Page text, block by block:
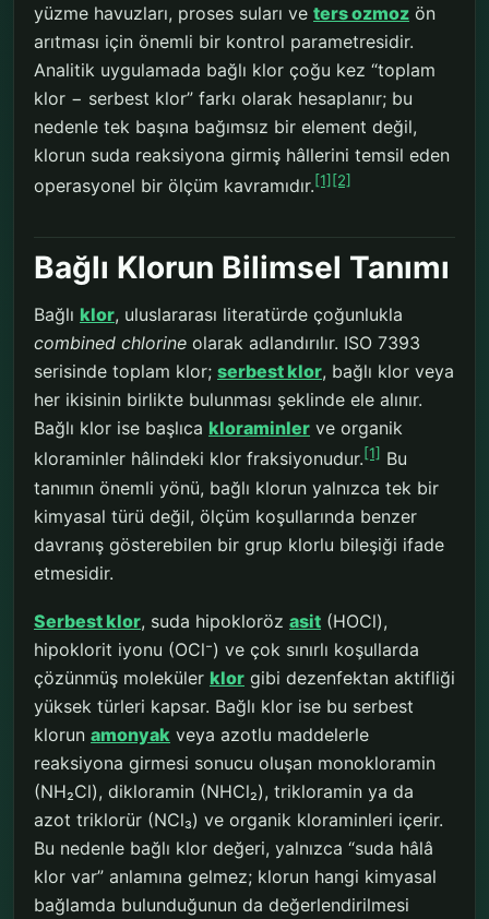
yüzme havuzları, proses suları ve ters ozmoz ön
arıtması için önemli bir kontrol parametresidir.
Analitik uygulamada bağlı klor çoğu kez “toplam
klor − serbest klor” farkı olarak hesaplanır; bu
nedenle tek başına bağımsız bir element değil,
klorun suda reaksiyona girmiş hâllerini temsil eden
operasyonel bir ölçüm kavramıdır.[1] [2]
Bağlı Klorun Bilimsel Tanımı
Bağlı klor, uluslararası literatürde çoğunlukla
combined chlorine olarak adlandırılır. ISO 7393
serisinde toplam klor; serbest klor, bağlı klor veya
her ikisinin birlikte bulunması şeklinde ele alınır.
Bağlı klor ise başlıca kloraminler ve organik
kloraminler hâlindeki klor fraksiyonudur.[1] Bu
tanımın önemli yönü, bağlı klorun yalnızca tek bir
kimyasal türü değil, ölçüm koşullarında benzer
davranış gösterebilen bir grup klorlu bileşiği ifade
etmesidir.
Serbest klor, suda hipokloröz asit (HOCl),
hipoklorit iyonu (OCl⁻) ve çok sınırlı koşullarda
çözünmüş moleküler klor gibi dezenfektan aktifliği
yüksek türleri kapsar. Bağlı klor ise bu serbest
klorun amonyak veya azotlu maddelerle
reaksiyona girmesi sonucu oluşan monokloramin
(NH₂Cl), dikloramin (NHCl₂), trikloramin ya da
azot triklorür (NCl₃) ve organik kloraminleri içerir.
Bu nedenle bağlı klor değeri, yalnızca “suda hâlâ
klor var” anlamına gelmez; klorun hangi kimyasal
bağlamda bulunduğunun da değerlendirilmesi